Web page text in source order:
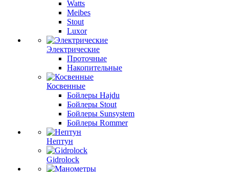
Watts
Meibes
Stout
Luxor
Электрические
Проточные
Накопительные
Косвенные
Бойлеры Hajdu
Бойлеры Stout
Бойлеры Sunsystem
Бойлеры Rommer
Нептун
Gidrolock